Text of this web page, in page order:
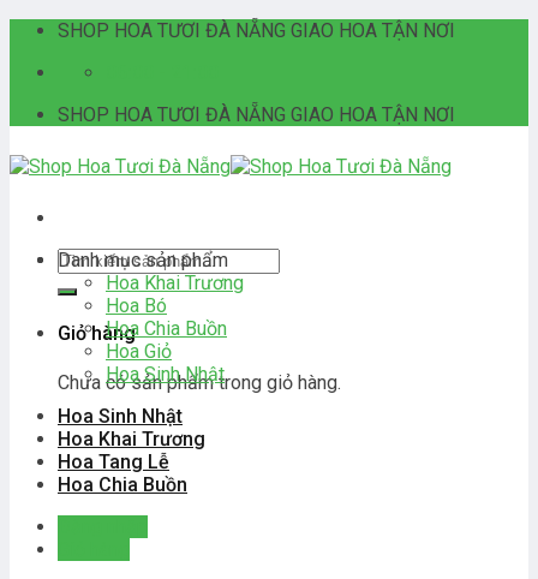
Skip
content
SHOP HOA TƯƠI ĐÀ NẴNG GIAO HOA TẬN NƠI
SHOP HOA TƯƠI ĐÀ NẴNG GIAO HOA TẬN NƠI
Tìm
kiếm:
Giỏ hàng
Chưa có sản phẩm trong giỏ hàng.
Danh mục sản phẩm
Hoa Khai Trương
Hoa Bó
Hoa Chia Buồn
Hoa Giỏ
Hoa Sinh Nhật
Hoa Sinh Nhật
Hoa Khai Trương
Hoa Tang Lễ
Hoa Chia Buồn